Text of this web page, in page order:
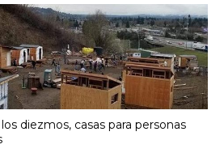
diezmos, casas para personas